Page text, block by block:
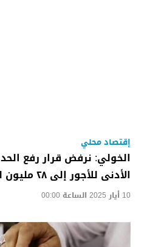
إقتصاد محلي
الخولي: نرفض قرار رفع الحد
الأدنى للأجور إلى ٢٨ مليون ليرة
10 أيار 2025 الساعة 00:00